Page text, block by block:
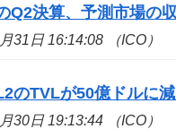
Q2決算、予測市場の
31日 16:14:08 （ICO）
のTVLが50億ドルに
30日 19:13:44 （ICO）